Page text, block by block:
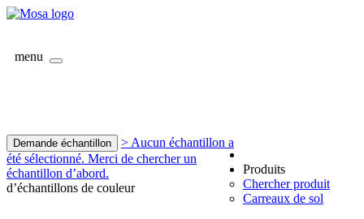
menu
Demande échantillon
> Aucun échantillon a
été sélectionné. Merci de chercher un
échantillon d’abord.
d’échantillons de couleur
Produits
Chercher produit
Carreaux de sol